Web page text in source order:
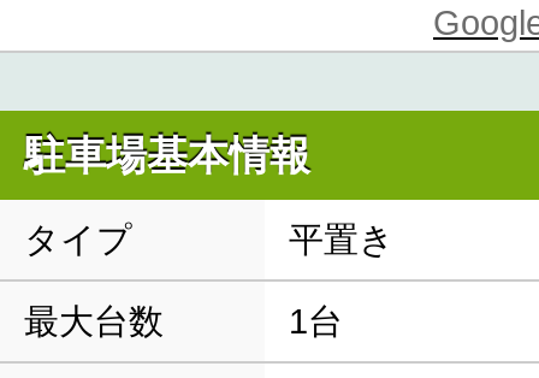
駐車場基本情報
タイプ 平置き
最大台数 1台